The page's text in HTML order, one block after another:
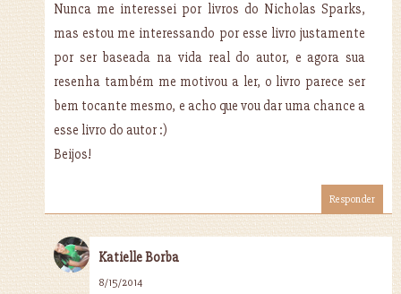
Nunca me interessei por livros do Nicholas Sparks,
mas estou me interessando por esse livro justamente
por ser baseada na vida real do autor, e agora sua
resenha também me motivou a ler, o livro parece ser
bem tocante mesmo, e acho que vou dar uma chance a
esse livro do autor :)
Beijos!
Responder
Katielle Borba
8/15/2014